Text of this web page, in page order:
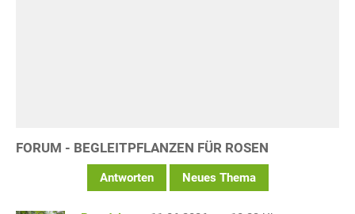
FORUM - BEGLEITPFLANZEN FÜR ROSEN
Antworten Neues Thema